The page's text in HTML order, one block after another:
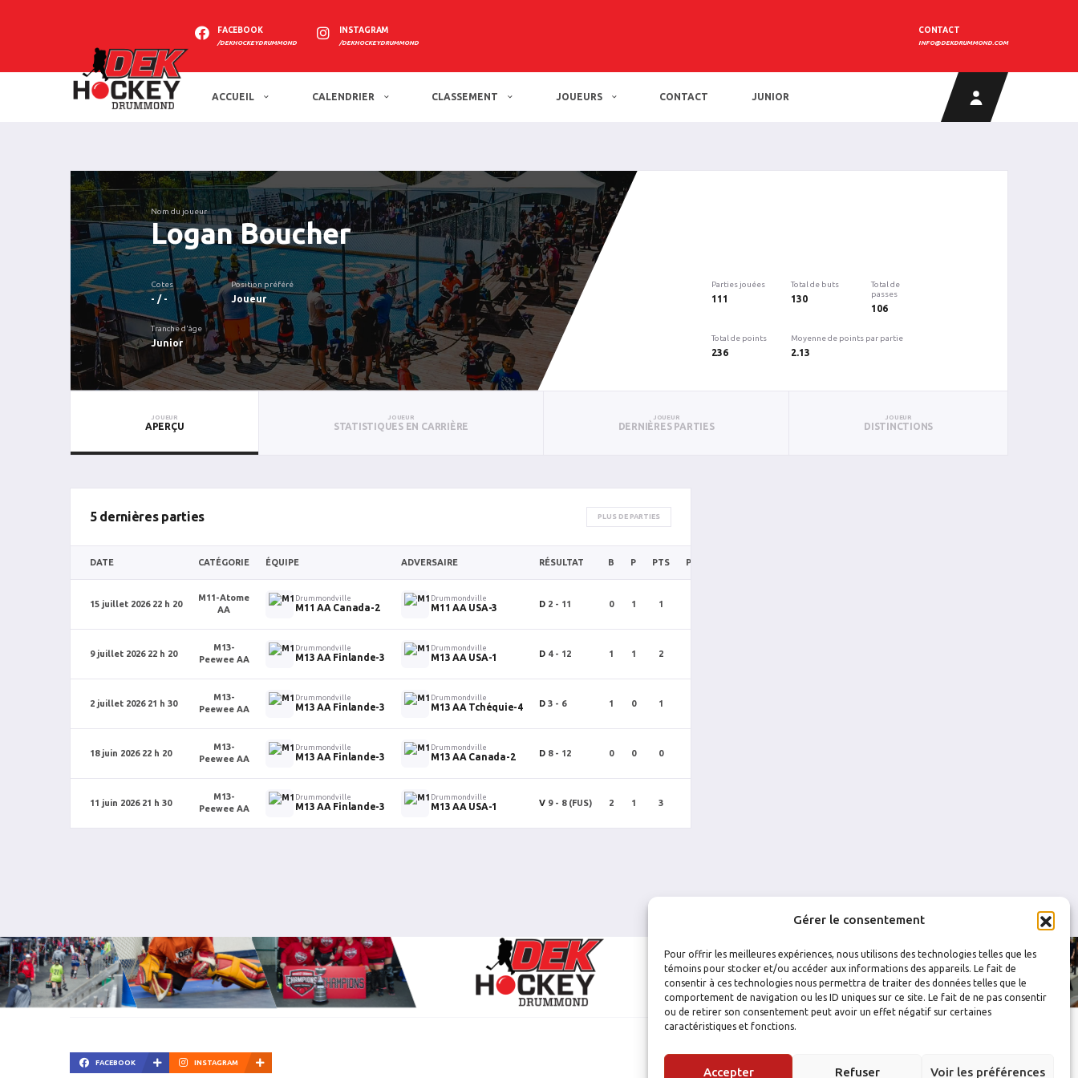
Gérer le consentement
Pour offrir les meilleures expériences, nous utilisons des technologies telles que les
témoins pour stocker et/ou accéder aux informations des appareils. Le fait de
consentir à ces technologies nous permettra de traiter des données telles que le
comportement de navigation ou les ID uniques sur ce site. Le fait de ne pas consentir
ou de retirer son consentement peut avoir un effet négatif sur certaines
caractéristiques et fonctions.
Accepter Refuser Voir les préférences
FACEBOOK
/DEKHOCKEYDRUMMOND
INSTAGRAM
/DEKHOCKEYDRUMMOND
CONTACT
INFO@DEKDRUMMOND.COM
ACCUEIL CALENDRIER CLASSEMENT JOUEURS CONTACT JUNIOR
Nom du joueur
Logan Boucher
Cotes
- / -
Position préféré
Joueur
Tranche d'âge
Junior
Parties jouées
111
Total de buts
130
Total de
passes
106
Total de points
236
Moyenne de points par partie
2.13
JOUEUR
APERÇU
JOUEUR
STATISTIQUES EN CARRIÈRE
JOUEUR
DERNIÈRES PARTIES
JOUEUR
DISTINCTIONS
5 dernières parties PLUS DE PARTIES
DATE CATÉGORIE ÉQUIPE ADVERSAIRE RÉSULTAT B P PTS PUN
15 juillet 2026 22 h 20
M11-Atome
AA
Drummondville
M11 AA Canada-2
Drummondville
M11 AA USA-3 D 2 - 11 0 1 1
9 juillet 2026 22 h 20
M13-
Peewee AA
Drummondville
M13 AA Finlande-3
Drummondville
M13 AA USA-1 D 4 - 12 1 1 2
2 juillet 2026 21 h 30
M13-
Peewee AA
Drummondville
M13 AA Finlande-3
Drummondville
M13 AA Tchéquie-4 D 3 - 6 1 0 1
18 juin 2026 22 h 20
M13-
Peewee AA
Drummondville
M13 AA Finlande-3
Drummondville
M13 AA Canada-2 D 8 - 12 0 0 0
11 juin 2026 21 h 30
M13-
Peewee AA
Drummondville
M13 AA Finlande-3
Drummondville
M13 AA USA-1 V 9 - 8 (FUS) 2 1 3
FACEBOOK INSTAGRAM